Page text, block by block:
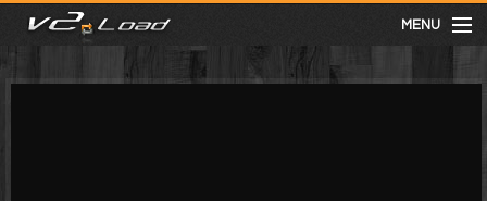
MENU
meist gesehen